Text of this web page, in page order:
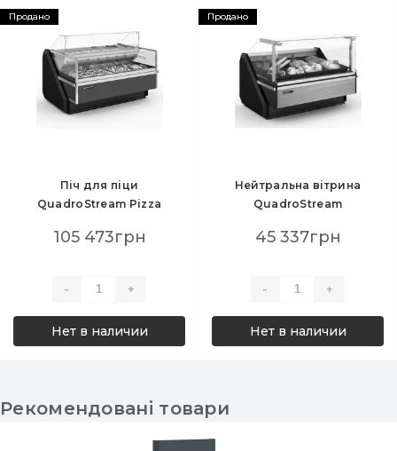
Продано
Піч для піци
QuadroStream Pizza
викладка, пряме скло,
105 473грн
- +
Нет в наличии
Продано
Нейтральна вітрина
QuadroStream
куб, викладка 900 мм,
45 337грн
- +
Нет в наличии
Рекомендовані товари